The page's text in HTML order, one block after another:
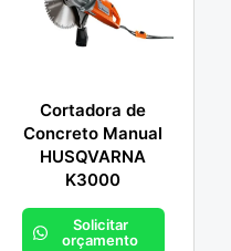
Cortadora de
Concreto Manual
HUSQVARNA
K3000
Solicitar
orçamento